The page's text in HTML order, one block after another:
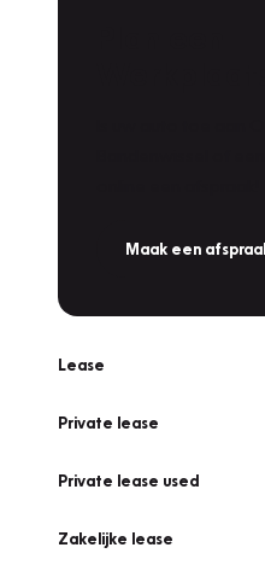
Maak een
Lease
Private lease
Private lease used
Zakelijke lease